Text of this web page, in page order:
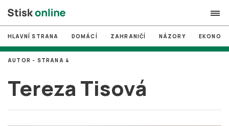
search
# MUNI
# Brno
# volby
HLAVNÍ STRANA DOMÁCÍ ZAHRANIČÍ NÁZORY
Tereza Tisová
AUTOR - STRANA 4